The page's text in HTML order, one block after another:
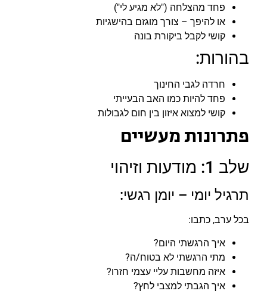
פחד מהצלחה ("לא מגיע לי")
או להיפך – צורך מוגזם בהישגיות
קושי לקבל ביקורת בונה
בהורות:
חרדה לגבי החינוך
פחד להיות כמו האב הבעייתי
קושי למצוא איזון בין חום לגבולות
פתרונות מעשיים
שלב 1: מודעות וזיהוי
תרגיל יומי – יומן רגשי:
בכל ערב, כתבו:
איך הרגשתי היום?
מתי הרגשתי לא בטוח/ה?
איזה מחשבות עליי עצמי חזרו?
איך הגבתי למצבי לחץ?